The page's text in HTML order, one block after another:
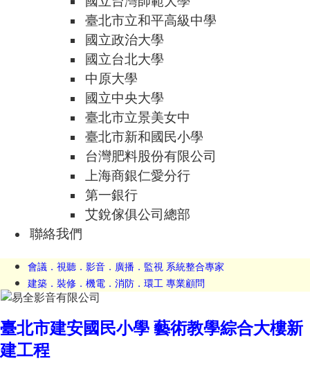
臺北市立和平高級中學
國立政治大學
國立台北大學
中原大學
國立中央大學
臺北市立景美女中
臺北市新和國民小學
台灣肥料股份有限公司
上海商銀仁愛分行
第一銀行
艾銳傢俱公司總部
聯絡我們
會議．視聽．影音．廣播．監視 系統整合專家
建築．裝修．機電．消防．環工 專業顧問
臺北市建安國民小學 藝術教學綜合大樓新
建工程